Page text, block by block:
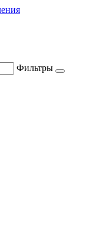
Фильтры